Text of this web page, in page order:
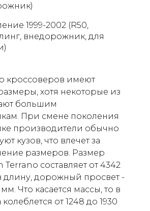
1999-2002 (R50,
внедорожник, для
кроссоверов имеют
хотя некоторые из
большим
При смене поколения
производители обычно
кузов, что влечет за
размеров. Размер
Terrano составляет от 4342
длину, дорожный просвет -
Что касается массы, то в
от 1248 до 1930